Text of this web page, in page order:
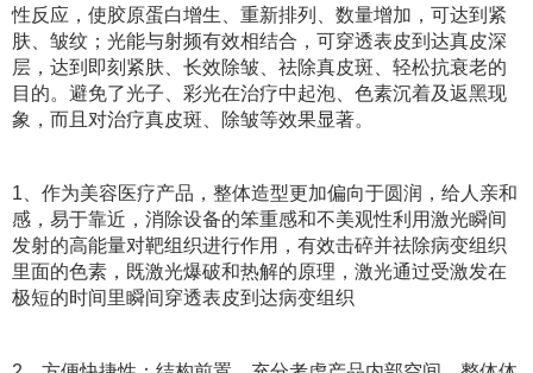
性反应，使胶原蛋白增生、重新排列、数量增加，可达到紧
肤、皱纹；光能与射频有效相结合，可穿透表皮到达真皮深
层，达到即刻紧肤、长效除皱、祛除真皮斑、轻松抗衰老的
目的。避免了光子、彩光在治疗中起泡、色素沉着及返黑现
象，而且对治疗真皮斑、除皱等效果显著。
1、作为美容医疗产品，整体造型更加偏向于圆润，给人亲和
感，易于靠近，消除设备的笨重感和不美观性利用激光瞬间
发射的高能量对靶组织进行作用，有效击碎并祛除病变组织
里面的色素，既激光爆破和热解的原理，激光通过受激发在
极短的时间里瞬间穿透表皮到达病变组织